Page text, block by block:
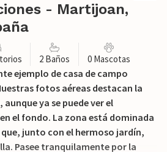
- Martijoan,
2 Baños 0 Mascotas
ejemplo de casa de campo
fotos aéreas destacan la
ya se puede ver el
el fondo. La zona está dominada
junto con el hermoso jardín,
Pasee tranquilamente por la